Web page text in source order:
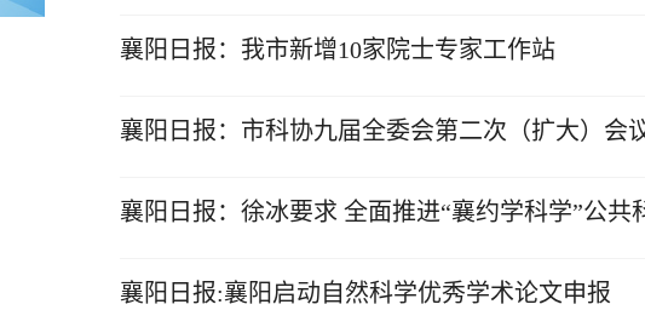
襄阳日报：我市新增10家院士专家工作站
襄阳日报：市科协九届全委会第二次（扩大）会
襄阳日报：徐冰要求 全面推进“襄约学科学”公共
襄阳日报:襄阳启动自然科学优秀学术论文申报